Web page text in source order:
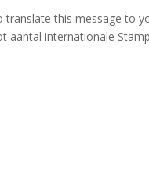
translate this message to
aantal internationale